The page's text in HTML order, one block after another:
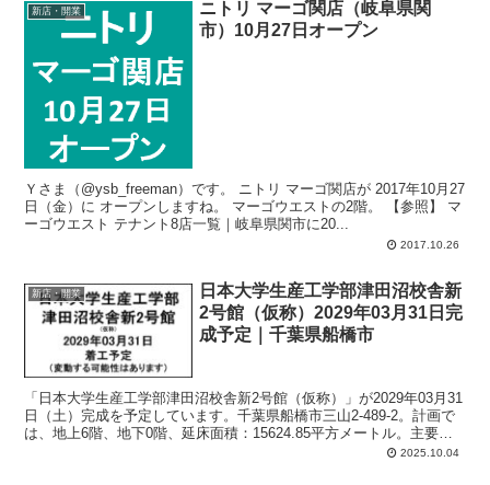
新店・開業
ニトリ マーゴ関店（岐阜県関
市）10月27日オープン
Ｙさま（@ysb_freeman）です。 ニトリ マーゴ関店が 2017年10月27
日（金）に オープンしますね。 マーゴウエストの2階。 【参照】 マ
ーゴウエスト テナント8店一覧｜岐阜県関市に20...
2017.10.26
新店・開業
日本大学生産工学部津田沼校舎新
2号館（仮称）2029年03月31日完
成予定｜千葉県船橋市
「日本大学生産工学部津田沼校舎新2号館（仮称）」が2029年03月31
日（土）完成を予定しています。千葉県船橋市三山2-489-2。計画で
は、地上6階、地下0階、延床面積：15624.85平方メートル。主要用
2025.10.04